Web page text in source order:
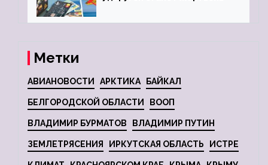
Метки
АВИАНОВОСТИ АРКТИКА БАЙКАЛ
БЕЛГОРОДСКОЙ ОБЛАСТИ ВООП
ВЛАДИМИР БУРМАТОВ ВЛАДИМИР ПУТИН
ЗЕМЛЕТРЯСЕНИЯ ИРКУТСКАЯ ОБЛАСТЬ ИСТРЕ